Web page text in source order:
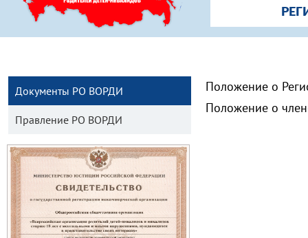
Документы РО ВОРДИ
Правление РО ВОРДИ
Положение о
Положение о